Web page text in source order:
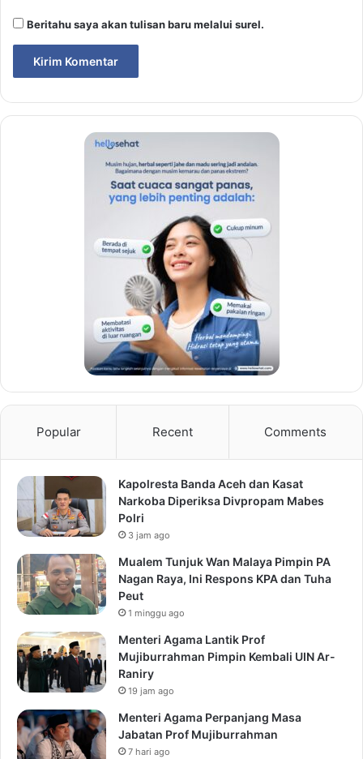
Beritahu saya akan tulisan baru melalui surel.
Popular Recent Comments
Kapolresta Banda Aceh dan Kasat
Narkoba Diperiksa Divpropam Mabes
Polri
3 jam ago
Mualem Tunjuk Wan Malaya Pimpin PA
Nagan Raya, Ini Respons KPA dan Tuha
Peut
1 minggu ago
Menteri Agama Lantik Prof
Mujiburrahman Pimpin Kembali UIN Ar-
Raniry
19 jam ago
Menteri Agama Perpanjang Masa
Jabatan Prof Mujiburrahman
7 hari ago